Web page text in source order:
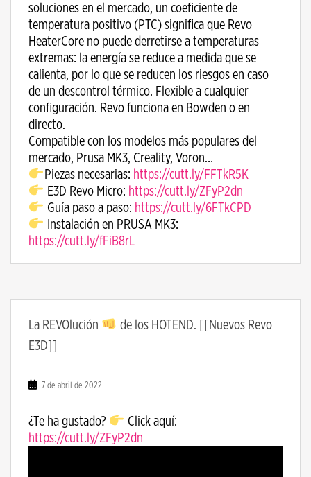
soluciones en el mercado, un coeficiente de
temperatura positivo (PTC) significa que Revo
HeaterCore no puede derretirse a temperaturas
extremas: la energía se reduce a medida que se
calienta, por lo que se reducen los riesgos en caso
de un descontrol térmico. Flexible a cualquier
configuración. Revo funciona en Bowden o en
directo.
Compatible con los modelos más populares del
mercado, Prusa MK3, Creality, Voron…
Piezas necesarias: https://cutt.ly/FFTkR5K
E3D Revo Micro: https://cutt.ly/ZFyP2dn
Guía paso a paso: https://cutt.ly/6FTkCPD
Instalación en PRUSA MK3:
https://cutt.ly/fFiB8rL
La REVOlución
de los HOTEND. [[Nuevos Revo
E3D]]
7 de abril de 2022
¿Te ha gustado?
Click aquí:
https://cutt.ly/ZFyP2dn